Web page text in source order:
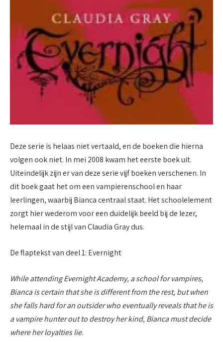
Deze serie is helaas niet vertaald, en de boeken die hierna
volgen ook niet. In mei 2008 kwam het eerste boek uit.
Uiteindelijk zijn er van deze serie vijf boeken verschenen. In
dit boek gaat het om een vampierenschool en haar
leerlingen, waarbij Bianca centraal staat. Het schoolelement
zorgt hier wederom voor een duidelijk beeld bij de lezer,
helemaal in de stijl van Claudia Gray dus.
De flaptekst van deel 1: Evernight
While attending Evernight Academy, a school for vampires,
Bianca is certain that she is different from the rest, but when
she falls hard for an outsider who eventually reveals that he is
a vampire hunter out to destroy her kind, Bianca must decide
where her loyalties lie.